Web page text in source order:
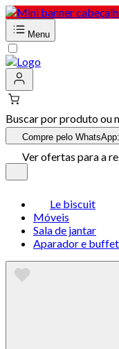
Menu
Buscar por produto ou
Compre pelo
Ver ofertas para a
Le biscuit
Móveis
Sala de jantar
Aparador e buffet